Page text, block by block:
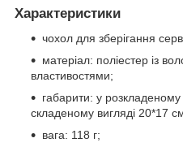
Характеристики
чохол для зберігання
матеріал: поліестер із
властивостями;
габарити: у
складеному вигляді 20*17
вага: 118 г;